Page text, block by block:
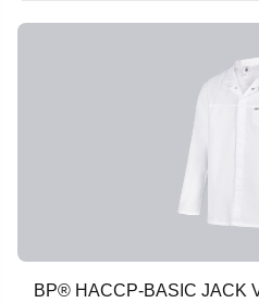
BP® HACCP-BASIC JACK